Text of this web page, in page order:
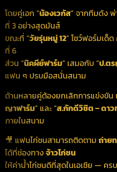
โดยคู่เอก “น้องเวกัส” จากทีมดัง พ่
ที่ 3 อย่างสุดมันส์
ขณะที่ “วัยรุ่นหมู่ 12” โชว์ฟอร์มเด็
ที่ 6
ส่วน “นิคผีย์ฟาร์ม” เสมอกับ “ป.ต
แฟน ๆ ปรบมือสนั่นสนาม
ด้านหลายคู่ต้องยกเลิกการแข่งขัน
ญาฟาร์ม” และ “ส.กักดีวิชิต – ดาว
ภายในสนาม
🎥 แฟนไก่ชนสามารถติดตาม ถ่าย
ได้ที่ช่องทางจ้าวไก่ชน
ให้ค่าน้ำไก่ชนดีที่สุดในเอเชีย — คร